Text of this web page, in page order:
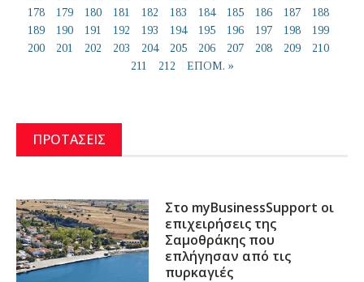
178
179 180 181 182 183 184 185 186 187
188
189
190 191 192 193 194 195 196 197 198
199
200
201 202 203 204 205 206 207 208 209
210
211
212 ΕΠΟΜ. »
ΠΡΟΤΑΣΕΙΣ
Στο myBusinessSupport οι
επιχειρήσεις της
Σαμοθράκης που
επλήγησαν από τις
πυρκαγιές